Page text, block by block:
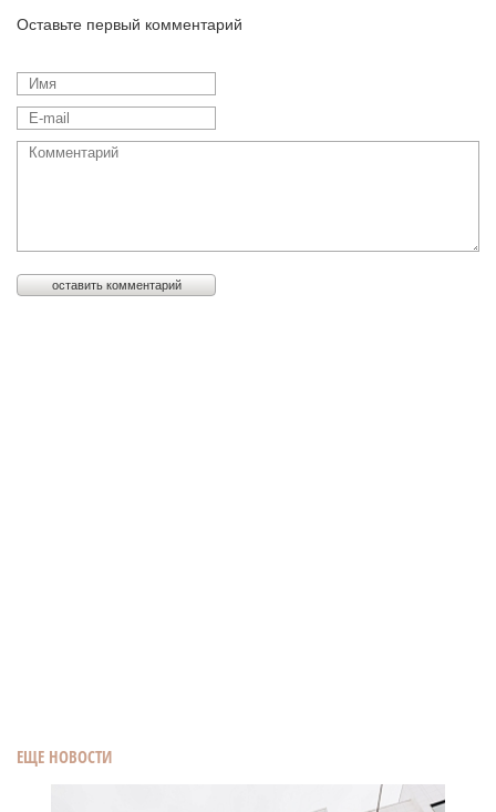
ЕЩЕ НОВОСТИ
Оставьте первый комментарий